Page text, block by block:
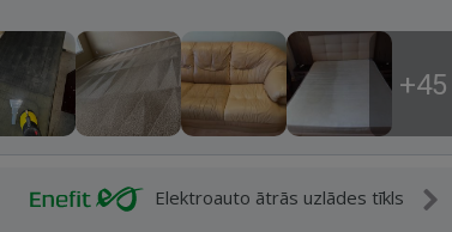
+45
Elektroauto ātrās uzlādes tīkls